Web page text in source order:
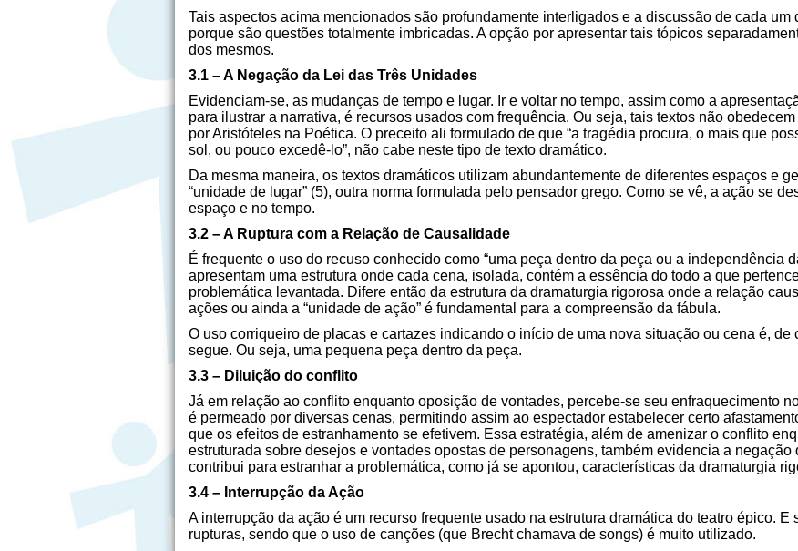
Tais aspectos acima mencionados são profundamente interligados e a discussão de cada um
porque são questões totalmente imbricadas. A opção por apresentar tais tópicos
dos mesmos.
3.1 – A Negação da Lei das Três Unidades
Evidenciam-se, as mudanças de tempo e lugar. Ir e voltar no tempo, assim como a
para ilustrar a narrativa, é recursos usados com frequência. Ou seja, tais textos não obedecem
por Aristóteles na Poética. O preceito ali formulado de que “a tragédia procura, o mais que
sol, ou pouco excedê-lo”, não cabe neste tipo de texto dramático.
Da mesma maneira, os textos dramáticos utilizam abundantemente de diferentes espaços e
“unidade de lugar” (5), outra norma formulada pelo pensador grego. Como se vê, a ação se
espaço e no tempo.
3.2 – A Ruptura com a Relação de Causalidade
É frequente o uso do recuso conhecido como “uma peça dentro da peça ou a independência
apresentam uma estrutura onde cada cena, isolada, contém a essência do todo a que
problemática levantada. Difere então da estrutura da dramaturgia rigorosa onde a relação
ações ou ainda a “unidade de ação” é fundamental para a compreensão da fábula.
O uso corriqueiro de placas e cartazes indicando o início de uma nova situação ou cena é, de
segue. Ou seja, uma pequena peça dentro da peça.
3.3 – Diluição do conflito
Já em relação ao conflito enquanto oposição de vontades, percebe-se seu enfraquecimento
é permeado por diversas cenas, permitindo assim ao espectador estabelecer certo
que os efeitos de estranhamento se efetivem. Essa estratégia, além de amenizar o conflito
estruturada sobre desejos e vontades opostas de personagens, também evidencia a
contribui para estranhar a problemática, como já se apontou, características da dramaturgia
3.4 – Interrupção da Ação
A interrupção da ação é um recurso frequente usado na estrutura dramática do teatro épico.
rupturas, sendo que o uso de canções (que Brecht chamava de songs) é muito utilizado.